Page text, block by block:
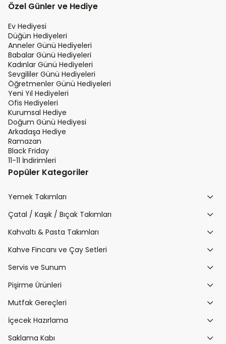
Özel Günler ve Hediye
Ev Hediyesi
Düğün Hediyeleri
Anneler Günü Hediyeleri
Babalar Günü Hediyeleri
Kadınlar Günü Hediyeleri
Sevgililer Günü Hediyeleri
Öğretmenler Günü Hediyeleri
Yeni Yıl Hediyeleri
Ofis Hediyeleri
Kurumsal Hediye
Doğum Günü Hediyesi
Arkadaşa Hediye
Ramazan
Black Friday
11-11 İndirimleri
Popüler Kategoriler
Yemek Takımları
Çatal / Kaşık / Bıçak Takımları
Kahvaltı & Pasta Takımları
Kahve Fincanı ve Çay Setleri
Servis ve Sunum
Pişirme Ürünleri
Mutfak Gereçleri
İçecek Hazırlama
Saklama Kabı